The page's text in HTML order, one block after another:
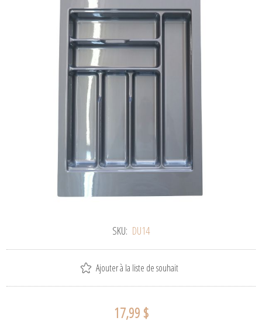
SKU: DU14
Ajouter à la liste de souhait
17,99 $